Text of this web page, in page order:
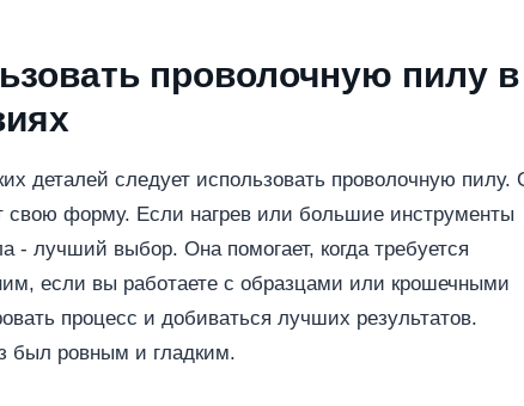
проволочную пилу в
деталей следует использовать проволочную пилу.
свою форму. Если нагрев или большие инструменты
- лучший выбор. Она помогает, когда требуется
если вы работаете с образцами или крошечными
процесс и добиваться лучших результатов.
был ровным и гладким.